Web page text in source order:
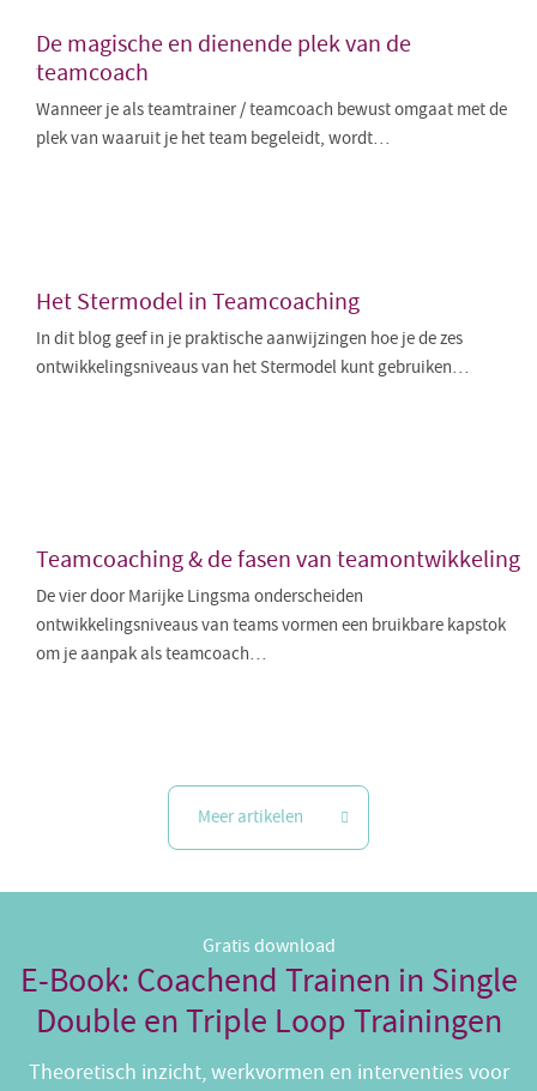
De magische en dienende plek van de
teamcoach
Wanneer je als teamtrainer / teamcoach bewust omgaat met de
plek van waaruit je het team begeleidt, wordt…
Het Stermodel in Teamcoaching
In dit blog geef in je praktische aanwijzingen hoe je de zes
ontwikkelingsniveaus van het Stermodel kunt gebruiken…
Teamcoaching & de fasen van teamontwikkeling
De vier door Marijke Lingsma onderscheiden
ontwikkelingsniveaus van teams vormen een bruikbare kapstok
om je aanpak als teamcoach…
Meer artikelen
Gratis download
E-Book: Coachend Trainen in Single
Double en Triple Loop Trainingen
Theoretisch inzicht, werkvormen en interventies voor